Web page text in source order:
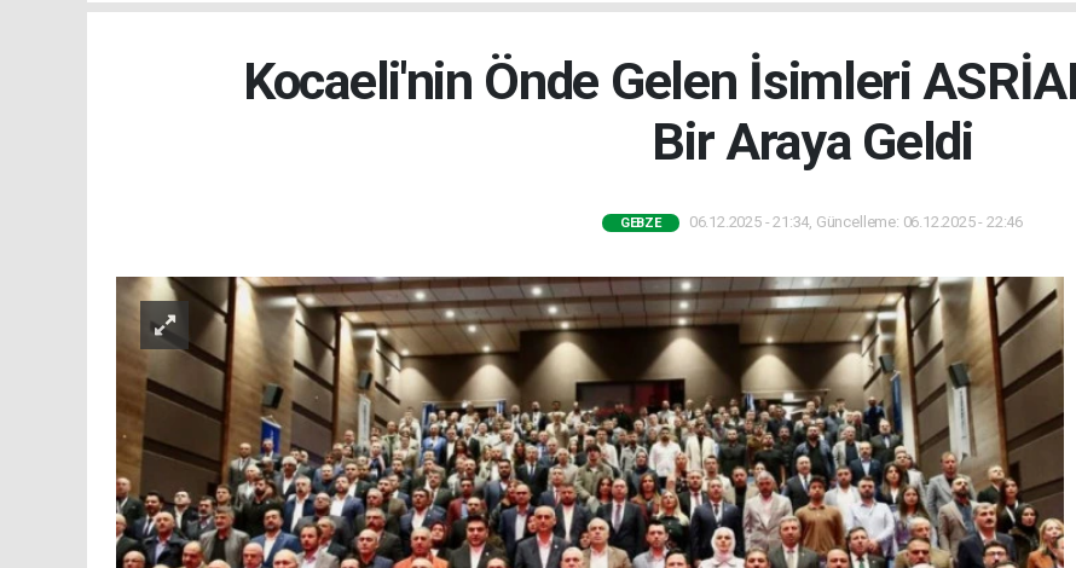
Kocaeli'nin Önde Gelen İsimleri
Bir Araya Geldi
GEBZE 06.12.2025 - 21:34, Güncelleme: 06.12.2025 - 22:46